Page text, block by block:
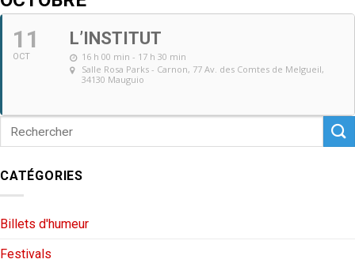
11
OCT
L’INSTITUT
16 h 00 min - 17 h 30 min
Salle Rosa Parks - Carnon, 77 Av. des Comtes de Melgueil,
34130 Mauguio
CATÉGORIES
Billets d'humeur
Festivals